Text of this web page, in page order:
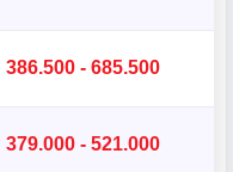
386.500 - 685.500
379.000 - 521.000